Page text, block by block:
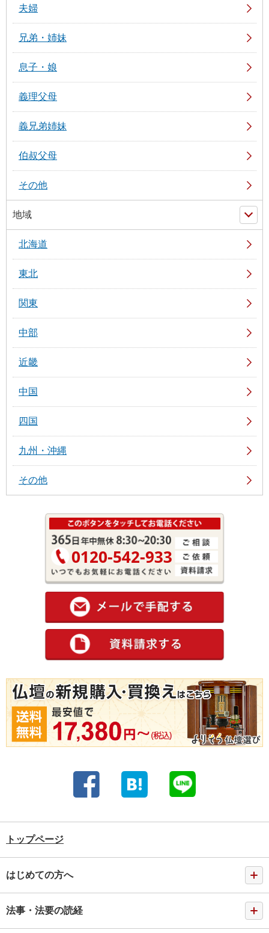
夫婦
兄弟・姉妹
息子・娘
義理父母
義兄弟姉妹
伯叔父母
その他
地域
北海道
東北
関東
中部
近畿
中国
四国
九州・沖縄
その他
0120-542-933
トップページ
はじめての方へ
法事・法要の読経